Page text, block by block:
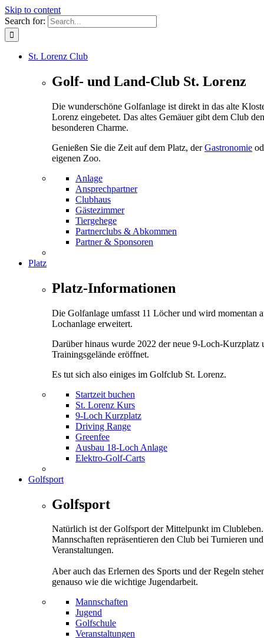
Skip to content
Search for:
St. Lorenz Club
Golf- und Land-Club St. Lorenz
Die wunderschöne Golfanlage ist direkt in das alte
Lorenz eingebetet. Das altes Gemäuer gibt dem Club
besonderen Charme.
Genießen Sie die Zeit auf dem Platz, derGastronomie
eigenen Zoo.
Anlage
Ansprechpartner
Clubhaus
Gästezimmer
Tiergehege
Partnerclubs & Abkommen
Partner & Sponsoren
Platz
Platz-Informationen
Die Golfanlage umfasst 11 Löcher und wird momentan
Lochanlage erweitert.
Darüber hinaus wurde 2022 der neue 9-Loch-Kurzplatz
Trainingsgelände eröffnet.
Es tut sich also einiges im Golfclub St. Lorenz.
Startzeit buchen
St. Lorenz Kurs
9-Loch Kurzplatz
Driving Range
Greenfee
Ausbau 18-Loch Anlage
Elektro-Golf-Carts
Golfsport
Golfsport
Natürlich ist der Golfsport der Mittelpunkt im
Mannschaften repräsentieren den Club bei Turnieren und
Veranstaltungen.
Aber auch das Erlernen des Sports und der Regeln
genauso wie die wichtige Jugendarbeit.
Mannschaften
Jugend
Golfschule
Veranstaltungen